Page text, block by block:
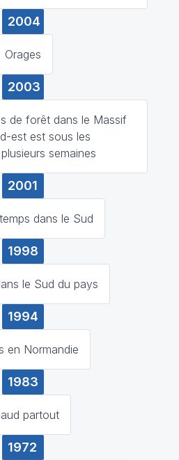
2004
Orages
2003
de forêt dans le Massif
est est sous les
semaines
2001
dans le Sud
1998
le Sud du pays
1994
en Normandie
1983
partout
1972